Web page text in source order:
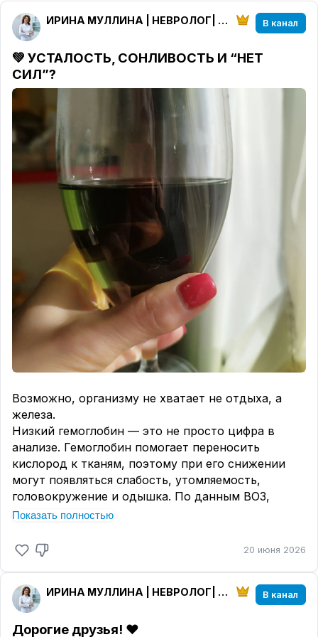
ИРИНА МУЛЛИНА | НЕВРОЛОГ| КОСМЕТОЛОГ| РЕФЛЕКСОТЕРАПЕВТ| В канал
💚 УСТАЛОСТЬ, СОНЛИВОСТЬ И “НЕТ
СИЛ”?
Возможно, организму не хватает не отдыха, а
железа.
Низкий гемоглобин — это не просто цифра в
анализе. Гемоглобин помогает переносить
кислород к тканям, поэтому при его снижении
могут появляться слабость, утомляемость,
головокружение и одышка. По данным ВОЗ,
анемия часто связана с дефицитом железа и
Но важный момент: иногда человек пьёт железо,
а результата почти нет.
Почему? Потому что организму нужна не
хаотичная добавка, а грамотная схема
поддержки.
Показать полностью
20 июня 2026
ИРИНА МУЛЛИНА | НЕВРОЛОГ| КОСМЕТОЛОГ| РЕФЛЕКСОТЕРАПЕВТ| В канал
Дорогие друзья! ❤️